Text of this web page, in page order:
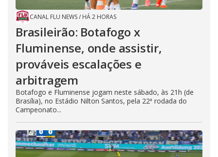
CANAL FLU NEWS/ HÁ 2 HORAS
Brasileirão: Botafogo x
Fluminense, onde assistir,
prováveis escalações e
arbitragem
Botafogo e Fluminense jogam neste sábado, às 21h (de
Brasília), no Estádio Nilton Santos, pela 22ª rodada do
Campeonato...